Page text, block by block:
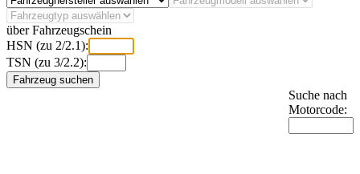
über Fahrzeugschein
HSN (zu 2/2.1):
TSN (zu 3/2.2):
Fahrzeug suchen
Suche nach
Motorcode: